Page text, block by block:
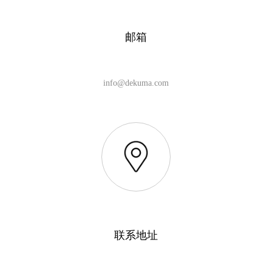
邮箱
info@dekuma.com
联系地址